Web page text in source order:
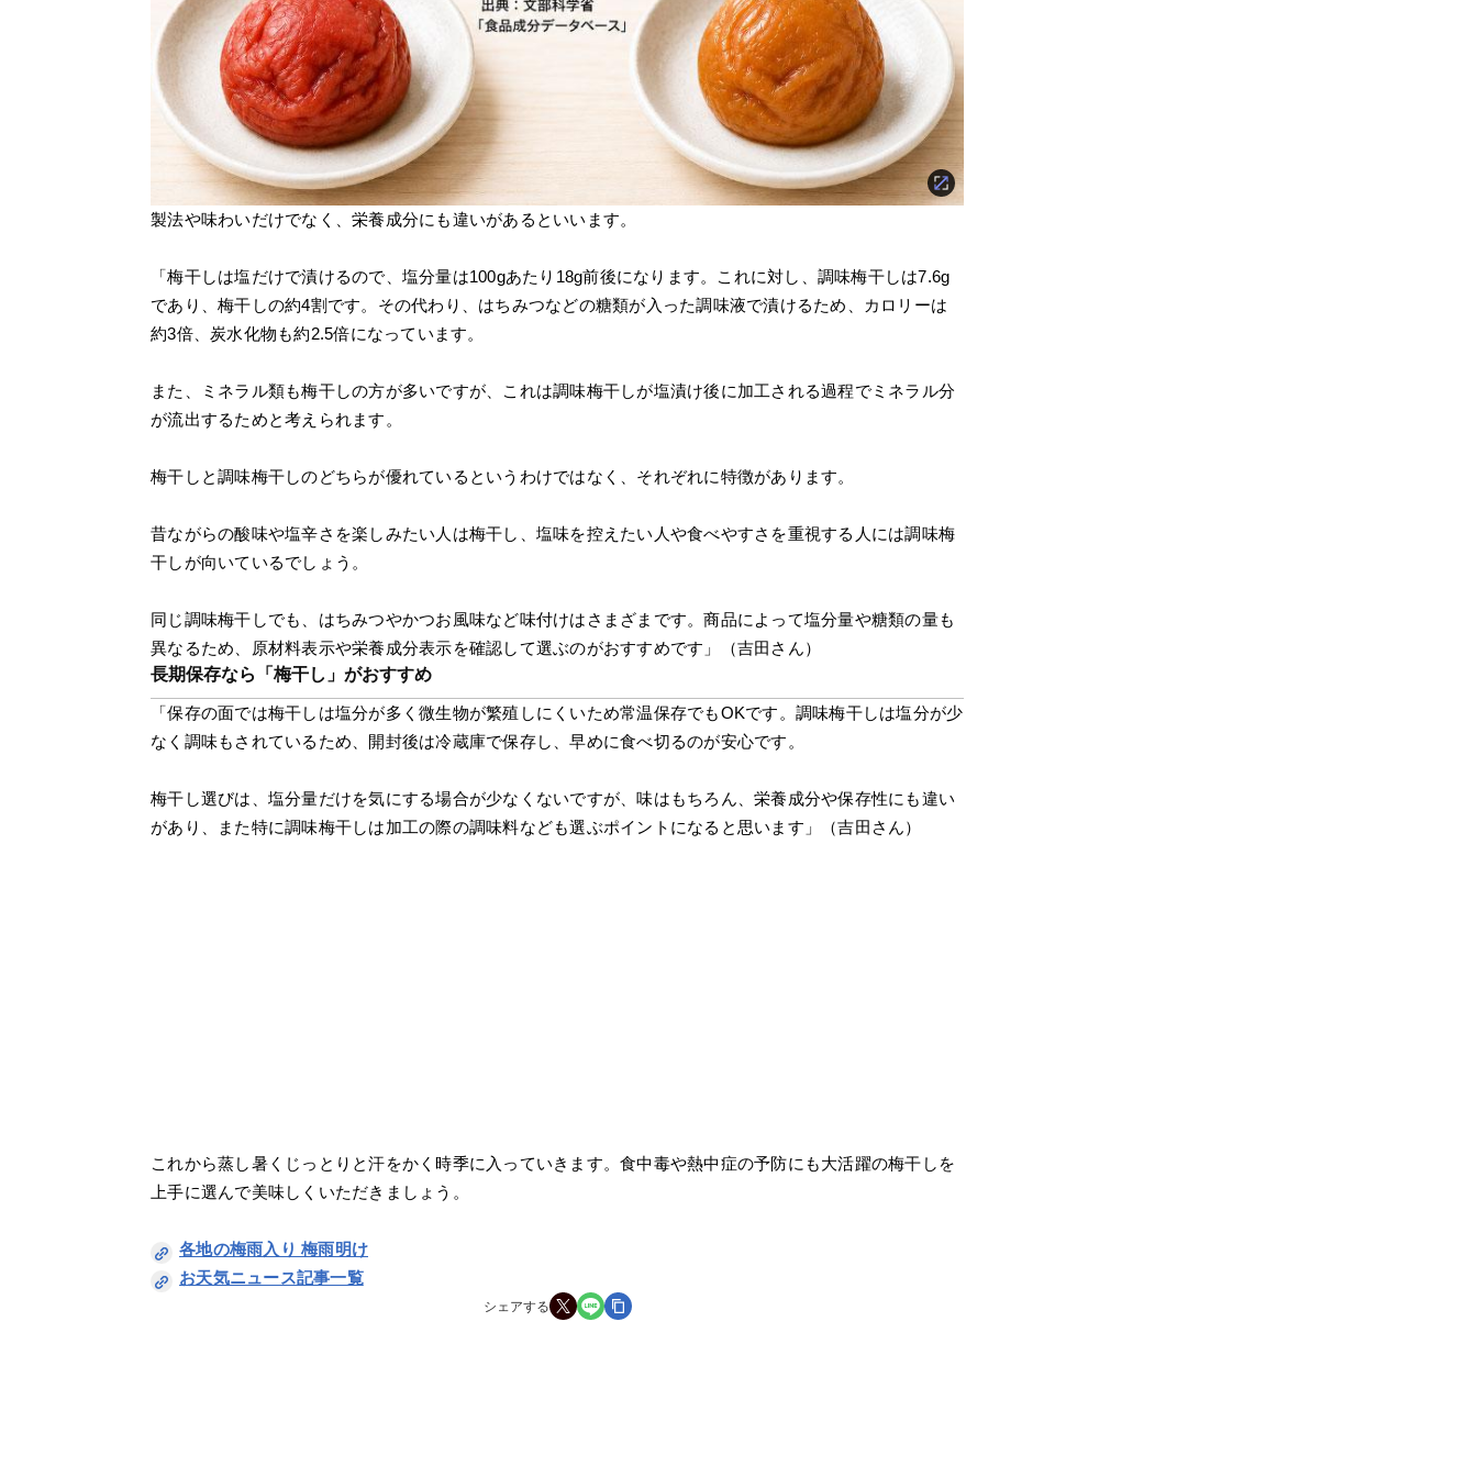
製法や味わいだけでなく、栄養成分にも違いがあるといいます。
「梅干しは塩だけで漬けるので、塩分量は100gあたり18g前後になります。これに対し、調味梅干しは7.6g
であり、梅干しの約4割です。その代わり、はちみつなどの糖類が入った調味液で漬けるため、カロリーは
約3倍、炭水化物も約2.5倍になっています。
また、ミネラル類も梅干しの方が多いですが、これは調味梅干しが塩漬け後に加工される過程でミネラル分
が流出するためと考えられます。
梅干しと調味梅干しのどちらが優れているというわけではなく、それぞれに特徴があります。
昔ながらの酸味や塩辛さを楽しみたい人は梅干し、塩味を控えたい人や食べやすさを重視する人には調味梅
干しが向いているでしょう。
同じ調味梅干しでも、はちみつやかつお風味など味付けはさまざまです。商品によって塩分量や糖類の量も
異なるため、原材料表示や栄養成分表示を確認して選ぶのがおすすめです」（吉田さん）
長期保存なら「梅干し」がおすすめ
「保存の面では梅干しは塩分が多く微生物が繁殖しにくいため常温保存でもOKです。調味梅干しは塩分が少
なく調味もされているため、開封後は冷蔵庫で保存し、早めに食べ切るのが安心です。
梅干し選びは、塩分量だけを気にする場合が少なくないですが、味はもちろん、栄養成分や保存性にも違い
があり、また特に調味梅干しは加工の際の調味料なども選ぶポイントになると思います」（吉田さん）
これから蒸し暑くじっとりと汗をかく時季に入っていきます。食中毒や熱中症の予防にも大活躍の梅干しを
上手に選んで美味しくいただきましょう。
各地の梅雨入り 梅雨明け
お天気ニュース記事一覧
シェアする